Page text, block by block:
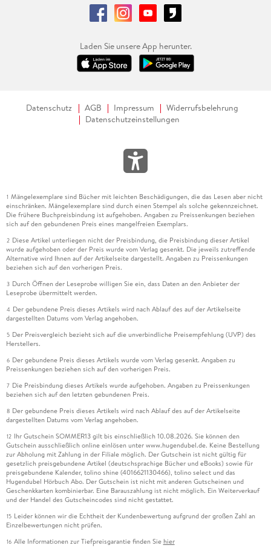
Laden Sie unsere App herunter.
Datenschutz AGB Impressum
Widerrufsbelehrung
Datenschutzeinstellungen
1 Mängelexemplare sind Bücher mit leichten Beschädigungen, die das Lesen aber nicht
einschränken. Mängelexemplare sind durch einen Stempel als solche gekennzeichnet.
Die frühere Buchpreisbindung ist aufgehoben. Angaben zu Preissenkungen beziehen
sich auf den gebundenen Preis eines mangelfreien Exemplars.
2 Diese Artikel unterliegen nicht der Preisbindung, die Preisbindung dieser Artikel
wurde aufgehoben oder der Preis wurde vom Verlag gesenkt. Die jeweils zutreffende
Alternative wird Ihnen auf der Artikelseite dargestellt. Angaben zu Preissenkungen
beziehen sich auf den vorherigen Preis.
3 Durch Öffnen der Leseprobe willigen Sie ein, dass Daten an den Anbieter der
Leseprobe übermittelt werden.
4 Der gebundene Preis dieses Artikels wird nach Ablauf des auf der Artikelseite
dargestellten Datums vom Verlag angehoben.
5 Der Preisvergleich bezieht sich auf die unverbindliche Preisempfehlung (UVP) des
Herstellers.
6 Der gebundene Preis dieses Artikels wurde vom Verlag gesenkt. Angaben zu
Preissenkungen beziehen sich auf den vorherigen Preis.
7 Die Preisbindung dieses Artikels wurde aufgehoben. Angaben zu Preissenkungen
beziehen sich auf den letzten gebundenen Preis.
8 Der gebundene Preis dieses Artikels wird nach Ablauf des auf der Artikelseite
dargestellten Datums vom Verlag angehoben.
12 Ihr Gutschein SOMMER13 gilt bis einschließlich 10.08.2026. Sie können den
Gutschein ausschließlich online einlösen unter www.hugendubel.de. Keine Bestellung
zur Abholung mit Zahlung in der Filiale möglich. Der Gutschein ist nicht gültig für
gesetzlich preisgebundene Artikel (deutschsprachige Bücher und eBooks) sowie für
preisgebundene Kalender, tolino shine (4016621130466), tolino select und das
Hugendubel Hörbuch Abo. Der Gutschein ist nicht mit anderen Gutscheinen und
Geschenkkarten kombinierbar. Eine Barauszahlung ist nicht möglich. Ein Weiterverkauf
und der Handel des Gutscheincodes sind nicht gestattet.
15 Leider können wir die Echtheit der Kundenbewertung aufgrund der großen Zahl an
Einzelbewertungen nicht prüfen.
16 Alle Informationen zur Tiefpreisgarantie finden Sie hier